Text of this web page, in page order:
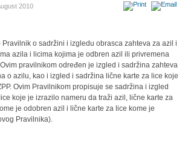
2010
o sadržini i izgledu obrasca zahteva za azil i
azila i licima kojima je odbren azil ili privremena
pravilnikom određen je izgled i sadržina zahteva
o azilu, kao i izgled i sadržina lične karte za lice koje
Ovim Pravilnikom propisuje se sadržina i izgled
koje je izrazilo nameru da traži azil, lične karte za
je odobren azil i lične karte za lice kome je
Pravilnika).